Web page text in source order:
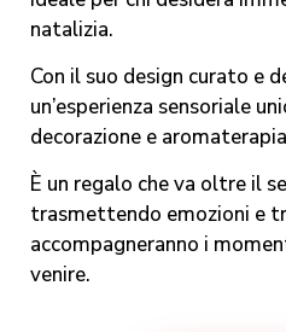
natalizia.
Con il suo design curato e
un’esperienza sensoriale
decorazione e aromaterapia
È un regalo che va oltre il
trasmettendo emozioni e
accompagneranno i
venire.